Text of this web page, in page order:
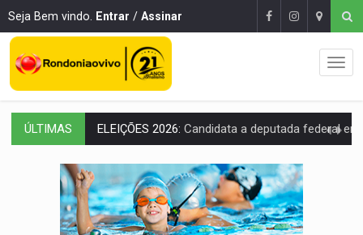
Seja Bem vindo. Entrar / Assinar
ÚLTIMAS VÍDEO:Casal de garimpeiros é preso com mercúrio em estepe,
EDUCAÇÃO BÁSICA:Ideb avança nos anos iniciais do ensino
CONTA DIFÍCIL: Com as novidades na corrida ao Senado as contas
CH4C1NA:Disputa entre PCC e CV deixa dez mortos em cinco